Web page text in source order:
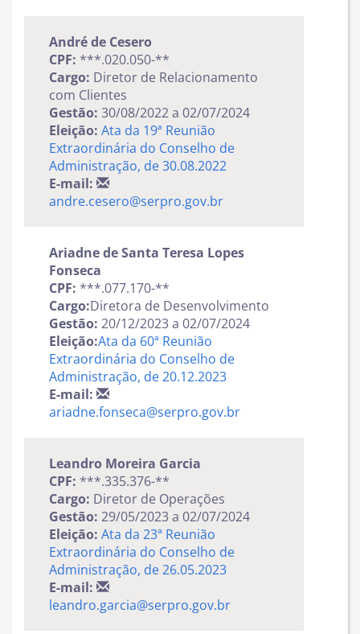
André de Cesero
CPF: ***.020.050-**
Cargo: Diretor de Relacionamento
com Clientes
Gestão: 30/08/2022 a 02/07/2024
Eleição: Ata da 19ª Reunião
Extraordinária do Conselho de
Administração, de 30.08.2022
E-mail:
andre.cesero@serpro.gov.br
Ariadne de Santa Teresa Lopes
Fonseca
CPF: ***.077.170-**
Cargo:Diretora de Desenvolvimento
Gestão: 20/12/2023 a 02/07/2024
Eleição:Ata da 60ª Reunião
Extraordinária do Conselho de
Administração, de 20.12.2023
E-mail:
ariadne.fonseca@serpro.gov.br
Leandro Moreira Garcia
CPF: ***.335.376-**
Cargo: Diretor de Operações
Gestão: 29/05/2023 a 02/07/2024
Eleição: Ata da 23ª Reunião
Extraordinária do Conselho de
Administração, de 26.05.2023
E-mail:
leandro.garcia@serpro.gov.br